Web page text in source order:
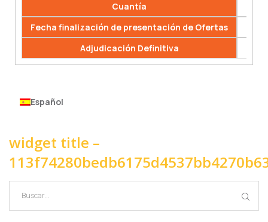
Cuantía
Fecha finalización de presentación de Ofertas
Adjudicación Definitiva
Español
widget title –